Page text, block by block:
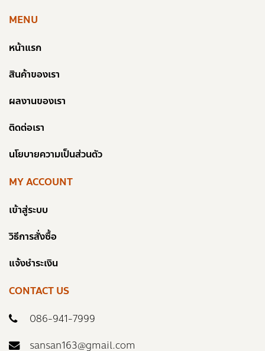
MENU
หน้าแรก
สินค้าของเรา
ผลงานของเรา
ติดต่อเรา
นโยบายความเป็นส่วนตัว
MY ACCOUNT
เข้าสู่ระบบ
วิธีการสั่งซื้อ
แจ้งชำระเงิน
CONTACT US
086-941-7999
sansan163@gmail.com